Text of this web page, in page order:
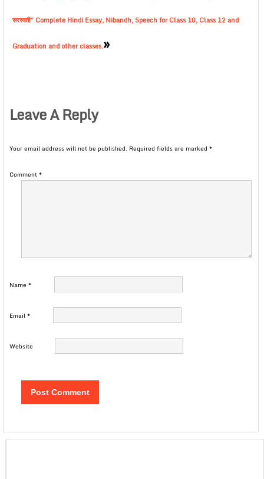
सरस्वती” Complete Hindi Essay, Nibandh, Speech for Class 10, Class 12 and
Graduation and other classes.»
Leave A Reply
Your email address will not be published. Required fields are marked *
Comment*
Name *
Email*
Website